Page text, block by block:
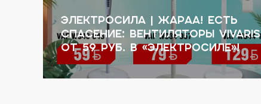
ЭЛЕКТРОСИЛА | Жараа! Есть
спасение: вентиляторы VIVARIS
от 59 руб. в «Электросиле»!